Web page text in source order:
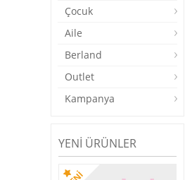
Çocuk
Aile
Berland
Outlet
Kampanya
YENI ÜRÜNLER